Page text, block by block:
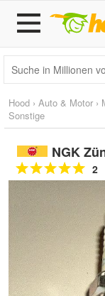
Hood › Auto & Motor ›
Sonstige
NGK
2